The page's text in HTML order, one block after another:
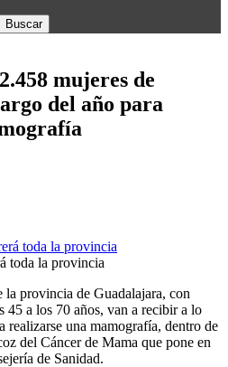
mujeres de
del año para
toda la provincia
provincia de Guadalajara, con
45 a los 70 años, van a recibir a lo
realizarse una mamografía, dentro de
del Cáncer de Mama que pone en
de Sanidad.